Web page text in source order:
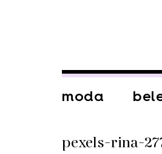
moda
pexels-rina-